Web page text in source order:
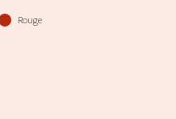
Rouge